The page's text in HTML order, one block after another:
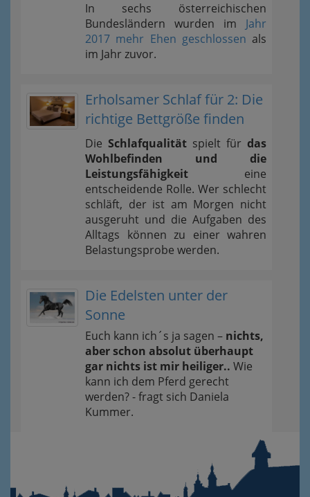
In sechs österreichischen
Bundesländern wurden im Jahr
2017 mehr Ehen geschlossen als
im Jahr zuvor.
Erholsamer Schlaf für 2: Die
richtige Bettgröße finden
Die Schlafqualität spielt für das
Wohlbefinden und die
Leistungsfähigkeit eine
entscheidende Rolle. Wer schlecht
schläft, der ist am Morgen nicht
ausgeruht und die Aufgaben des
Alltags können zu einer wahren
Belastungsprobe werden.
Die Edelsten unter der
Sonne
Euch kann ich´s ja sagen – nichts,
aber schon absolut überhaupt
gar nichts ist mir heiliger.. Wie
kann ich dem Pferd gerecht
werden? - fragt sich Daniela
Kummer.